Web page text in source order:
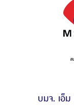
บมจ. เอ็